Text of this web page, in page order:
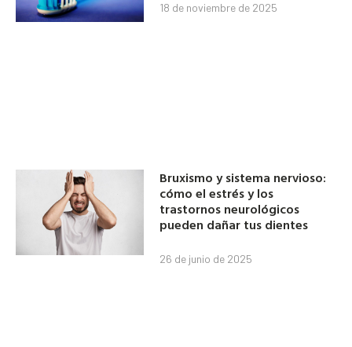
18 de noviembre de 2025
Bruxismo y sistema nervioso:
cómo el estrés y los
trastornos neurológicos
pueden dañar tus dientes
26 de junio de 2025